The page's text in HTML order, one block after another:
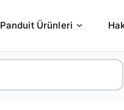
Panduit Ürünleri